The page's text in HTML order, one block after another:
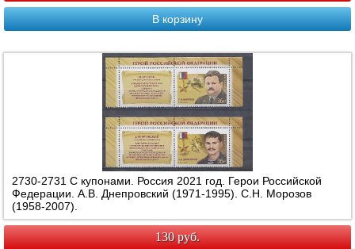
В корзину
2730-2731 С купонами. Россия 2021 год. Герои Российской
Федерации. А.В. Днепровский (1971-1995). С.Н. Морозов
(1958-2007).
130 руб.